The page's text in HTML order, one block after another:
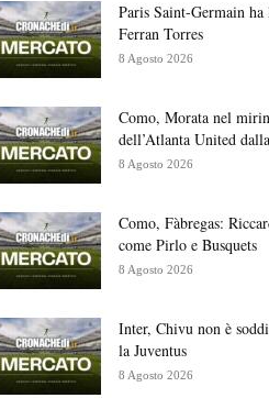
Paris Saint-Germain ha
Ferran Torres
8 Agosto 2026
Como, Morata nel
dell’Atlanta United
8 Agosto 2026
Como, Fàbregas:
come Pirlo e Busquets
8 Agosto 2026
Inter, Chivu non è
la Juventus
8 Agosto 2026